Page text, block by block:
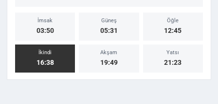
İmsak
03:50
Güneş
05:31
Öğle
12:45
İkindi
16:38
Akşam
19:49
Yatsı
21:23